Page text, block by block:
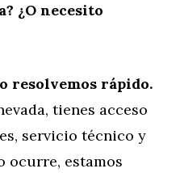
¿O necesito
resolvemos rápido.
tienes acceso
servicio técnico y
ocurre, estamos